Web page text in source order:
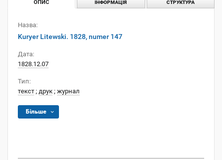
ОПИС ІНФОРМАЦІЯ СТРУКТУРА
Назва:
Kuryer Litewski. 1828, numer 147
Дата:
1828.12.07
Тип:
текст ; друк ; журнал
Більше